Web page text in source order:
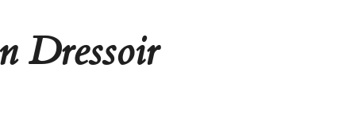
Dressoir